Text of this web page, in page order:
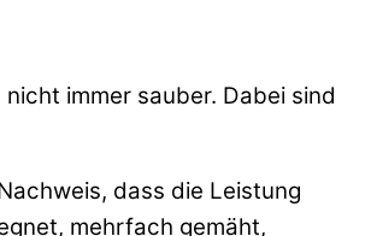
immer sauber. Dabei sind
dass die Leistung
mehrfach gemäht,